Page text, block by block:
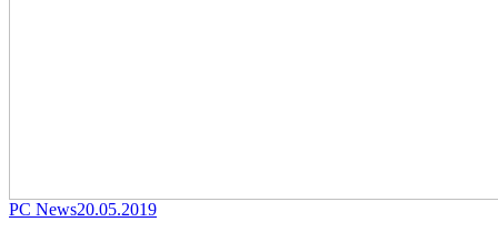
Category
PC NewsPosted
20.05.2019